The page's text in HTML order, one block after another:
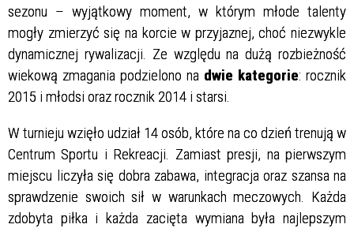
sezonu – wyjątkowy moment, w którym młode talenty
mogły zmierzyć się na korcie w przyjaznej, choć niezwykle
dynamicznej rywalizacji. Ze względu na dużą rozbieżność
wiekową zmagania podzielono na dwie kategorie: rocznik
2015 i młodsi oraz rocznik 2014 i starsi.
W turnieju wzięło udział 14 osób, które na co dzień trenują w
Centrum Sportu i Rekreacji. Zamiast presji, na pierwszym
miejscu liczyła się dobra zabawa, integracja oraz szansa na
sprawdzenie swoich sił w warunkach meczowych. Każda
zdobyta piłka i każda zacięta wymiana była najlepszym